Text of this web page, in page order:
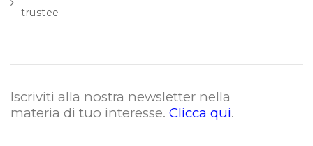
trustee
Iscriviti alla nostra newsletter nella
materia di tuo interesse. Clicca qui.